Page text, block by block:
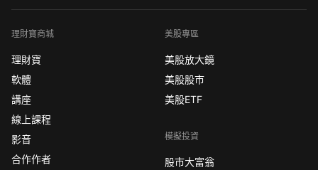
理財寶商城
理財寶
軟體
講座
線上課程
影音
合作作者
美股專區
美股放大鏡
美股股市
美股ETF
模擬投資
股市大富翁